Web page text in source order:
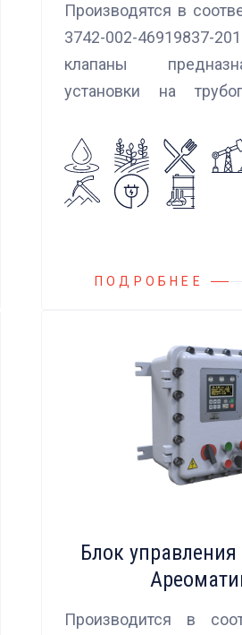
Производятся в
3742-002-46919837-
клапаны
установки на
потока нейтральных и
жидкостей, эмульсий,
пропуска их в
ПОДРОБНЕЕ
Блок
Производится в